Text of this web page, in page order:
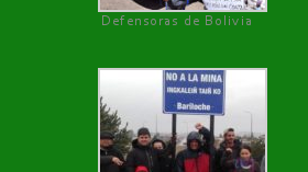
Defensoras de Bolivia